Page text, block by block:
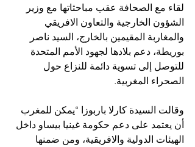
لقاء مع الصحافة عقب مباحثاتها مع وزير
الشؤون الخارجية والتعاون الافريقي
والمغاربة المقيمين بالخارج، السيد ناصر
بوريطة، دعم بلادها لجهود الأمم المتحدة
للتوصل إلى تسوية دائمة للنزاع حول
الصحراء المغربية.
وقالت السيدة كارلا باربوزا “يمكن للمغرب
أن يعتمد على دعم حكومة غينيا بيساو داخل
الهيئات الدولية والافريقية، ومن ضمنها